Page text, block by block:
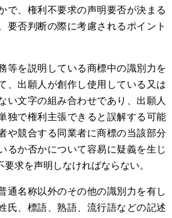
で、権利不要求の声明要否が決まる
要否判断の際に考慮されるポイント
等を説明している商標中の識別力を
、出願人が創作し使用している又は
い文字の組み合わせであり、出願人
独で権利主張できると誤解する可能
や競合する同業者に商標の当該部分
るか否かについて容易に疑義を生じ
求を声明しなければならない。
通名称以外のその他の識別力を有し
氏、標語、熟語、流行語などの記述